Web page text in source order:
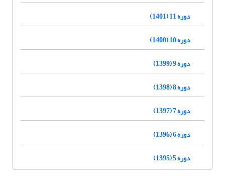
دوره 11 (1401)
دوره 10 (1400)
دوره 9 (1399)
دوره 8 (1398)
دوره 7 (1397)
دوره 6 (1396)
دوره 5 (1395)